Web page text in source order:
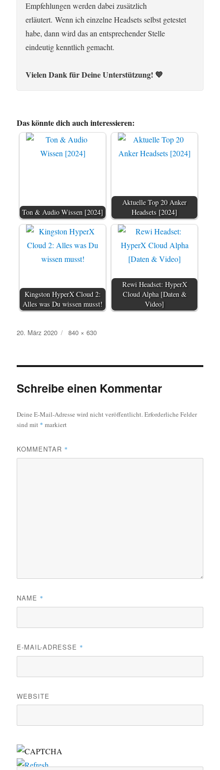
Empfehlungen werden dabei zusätzlich
erläutert. Wenn ich einzelne Headsets selbst getestet
habe, dann wird das an entsprechender Stelle
eindeutig kenntlich gemacht.
Vielen Dank für Deine Unterstützung! 💙
Das könnte dich auch interessieren:
Ton & Audio Wissen [2024]
Aktuelle Top 20 Anker
Headsets [2024]
Kingston HyperX Cloud 2:
Alles was Du wissen musst!
Rewi Headset: HyperX
Cloud Alpha [Daten &
Video]
Veröffentlicht
20. März 2020 Originalgröße
840 × 630
Schreibe einen Kommentar
Deine E-Mail-Adresse wird nicht veröffentlicht.Erforderliche Felder
sind mit * markiert
KOMMENTAR *
NAME *
E-MAIL-ADRESSE *
WEBSITE